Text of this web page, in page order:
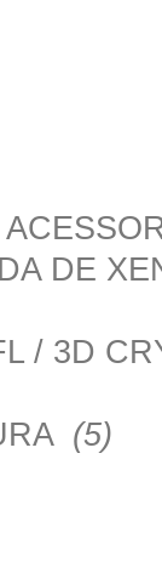
DE
/ 3D
(5)